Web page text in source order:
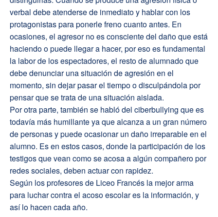
verbal debe atenderse de inmediato y hablar con los
protagonistas para ponerle freno cuanto antes. En
ocasiones, el agresor no es consciente del daño que está
haciendo o puede llegar a hacer, por eso es fundamental
la labor de los espectadores, el resto de alumnado que
debe denunciar una situación de agresión en el
momento, sin dejar pasar el tiempo o disculpándola por
pensar que se trata de una situación aislada.
Por otra parte, también se habló del ciberbullying que es
todavía más humillante ya que alcanza a un gran número
de personas y puede ocasionar un daño irreparable en el
alumno. Es en estos casos, donde la participación de los
testigos que vean como se acosa a algún compañero por
redes sociales, deben actuar con rapidez.
Según los profesores de Liceo Francés la mejor arma
para luchar contra el acoso escolar es la información, y
así lo hacen cada año.